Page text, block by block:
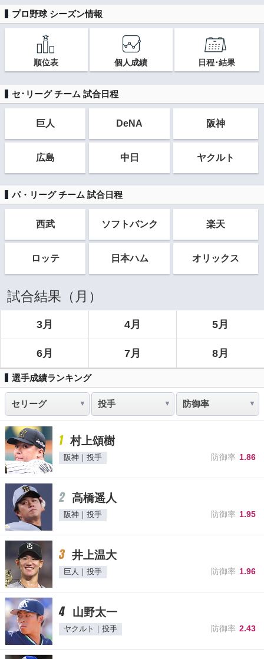
プロ野球 シーズン情報
順位表 個人成績 日程･結果
セ･リーグ チーム 試合日程
巨人 DeNA 阪神
広島 中日 ヤクルト
パ・リーグ チーム 試合日程
西武 ソフト バンク 楽天
ロッテ 日本ハム オリックス
試合結果（月）
3月 4月 5月
6月 7月 8月
選手成績ランキング
1 村上頌樹
阪神｜投手 防御率 1.86
2 高橋遥人
阪神｜投手 防御率 1.95
3 井上温大
巨人｜投手 防御率 1.96
4 山野太一
ヤクルト｜投手 防御率 2.43